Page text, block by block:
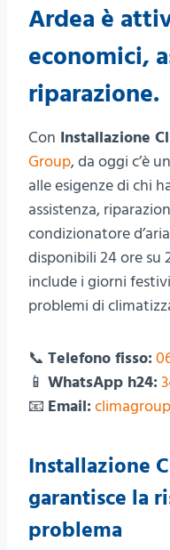
Ardea è
economici,
riparazione.
Con Installazione
Group, da oggi c’è
alle esigenze di chi
assistenza,
condizionatore
disponibili 24 ore su
include i giorni
problemi di
📞 Telefono fisso:
📱 WhatsApp h24:
📧 Email:
Installazione
garantisce la
problema